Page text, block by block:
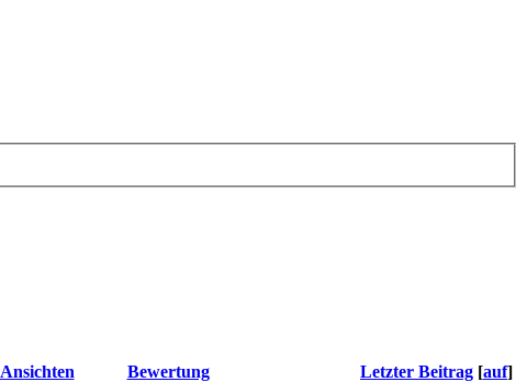
Ansichten Bewertung Letzter Beitrag [auf]